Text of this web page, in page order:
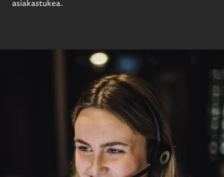
asiakastukea.